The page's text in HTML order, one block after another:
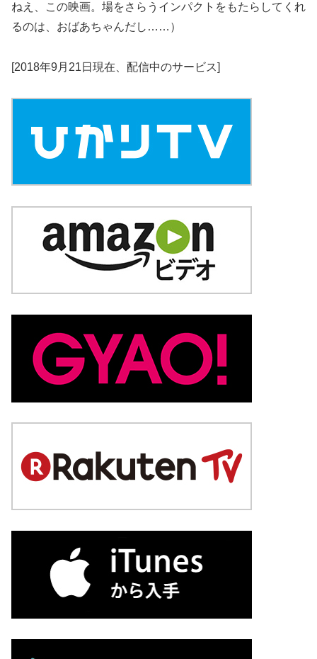
ねえ、この映画。場をさらうインパクトをもたらしてくれ
るのは、おばあちゃんだし……）
[2018年9月21日現在、配信中のサービス]